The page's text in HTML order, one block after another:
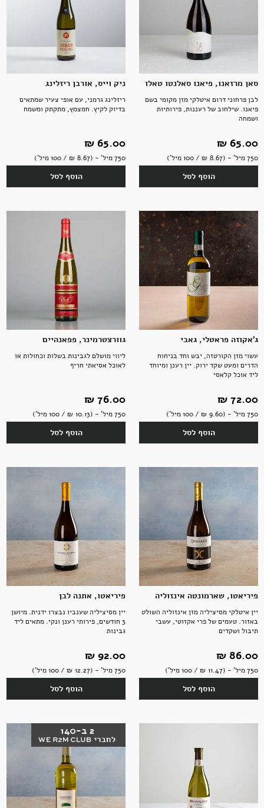
סאן מרזאנו, פיאנו סאלנטו טאלו
לבן פרחוני דרום איטלקי מזן מקומי בשם
פיאנו. שילחוב של רעננות, פירותיות
ושמחה
65.00 ‏₪
750 מיל' - (8.67 ‏₪ / 100 מיל')
הוסף לסל
ניק וייס, אורבן ריזלינג
ריזלינג גרמני, עם אופי צעיר שמתאים
בדיוק לקיץ. חמצמץ, מתקתק ומשמח
65.00 ‏₪
750 מיל' - (8.67 ‏₪ / 100 מיל')
הוסף לסל
ג'אקוזה פראטלי, גאבי
עשוי מזן הקורטזה, יבש וחד בניחוח
הדרים ומעט שקד ירוק. יין רענן ומיוחד
ליד אוכל קלאסי
72.00 ‏₪
750 מיל' - (9.60 ‏₪ / 100 מיל')
הוסף לסל
גוורצטרמינר, פפאנהיים
ליווי מושלם לגבינות בשלות וכחולות או
לאוכל אסיאתי חריף
76.00 ‏₪
750 מיל' - (10.13 ‏₪ / 100 מיל')
הוסף לסל
פיריאטו, שארמונטה אינזוליה
יין איטלקי מסיציליה מזן אינזוליה השולט
באזור. טעמים של פרי אקזוטי, עשבי
תיבול ושקדים
86.00 ‏₪
750 מיל' - (11.47 ‏₪ / 100 מיל')
הוסף לסל
פיריאטו, אתנה לבן
יין מסיציליה שענביו נבצרו ידנית. מיושן
3 חודשים, פירותי רענן ונקי. מתאים ליד
גבינות
92.00 ‏₪
750 מיל' - (12.27 ‏₪ / 100 מיל')
הוסף לסל